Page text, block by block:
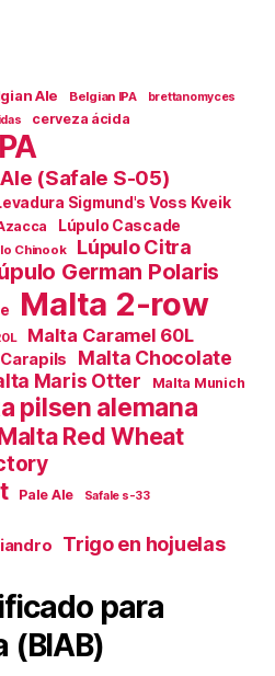
Ale Belgian IPA brettanomyces
cerveza ácida
(Safale S-05)
Sigmund's Voss Kveik
Lúpulo Cascade
Chinook Lúpulo Citra
German Polaris
Malta 2-row
Malta Caramel 60L
Malta Chocolate
Maris Otter Malta Munich
pilsen alemana
Red Wheat
Pale Ale Safale s-33
Trigo en hojuelas
para
(BIAB)